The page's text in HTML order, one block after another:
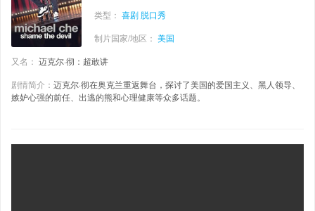
类型： 喜剧 脱口秀
制片国家/地区： 美国
又名： 迈克尔·彻：超敢讲
剧情简介： 迈克尔·彻在奥克兰重返舞台，探讨了美国的爱国主义、黑人领导、
嫉妒心强的前任、出逃的熊和心理健康等众多话题。